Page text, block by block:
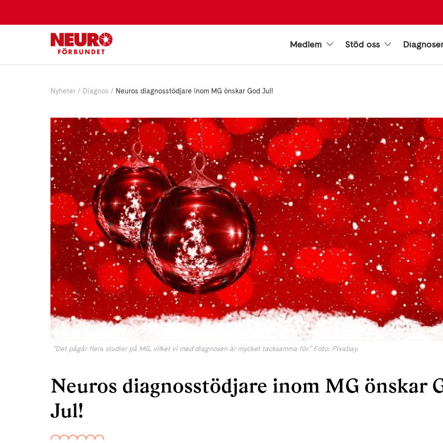
Medlem Stöd oss
Nyheter Diagnos Neuros diagnosstödjare inom MG önskar God Jul!
"Det pågår flera studier på MG, vilket vi med diagnosen är mycket tacksamma för." Foto: Pixabay.
Neuros diagnosstödjare inom MG önskar
Jul!